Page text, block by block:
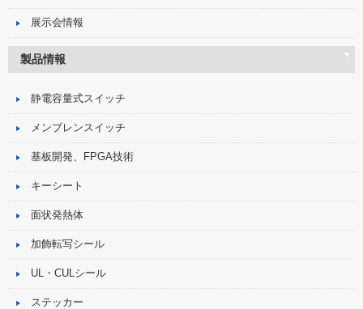
展示会情報
製品情報
静電容量式スイッチ
メンブレンスイッチ
基板開発、FPGA技術
キーシート
面状発熱体
加飾転写シール
UL・CULシール
ステッカー